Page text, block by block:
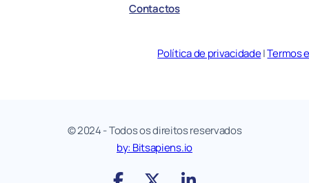
Contactos
Política de privacidade|Termos
© 2024 - Todos os direitos reservados
by: Bitsapiens.io